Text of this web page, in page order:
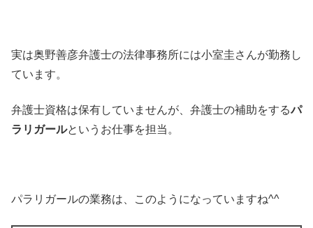
実は奥野善彦弁護士の法律事務所には小室圭さんが勤務し
ています。
弁護士資格は保有していませんが、弁護士の補助をするパ
ラリガールというお仕事を担当。
パラリガールの業務は、このようになっていますね^^